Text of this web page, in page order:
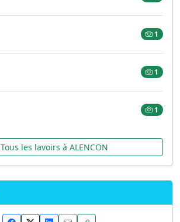
1
1
1
Tous les lavoirs à ALENCON